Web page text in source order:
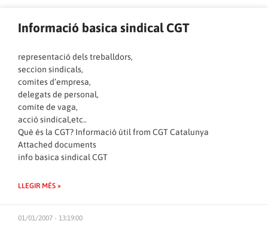
Informació basica sindical CGT
representació dels treballdors,
seccion sindicals,
comites d’empresa,
delegats de personal,
comite de vaga,
acció sindical,etc..
Què és la CGT? Informació útil from CGT Catalunya
Attached documents
info basica sindical CGT
LLEGIR MÉS »
01/01/2007 - 13:19:00